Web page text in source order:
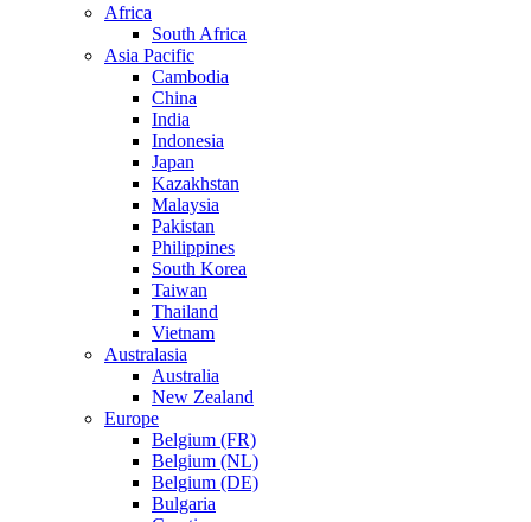
Africa
South Africa
Asia Pacific
Cambodia
China
India
Indonesia
Japan
Kazakhstan
Malaysia
Pakistan
Philippines
South Korea
Taiwan
Thailand
Vietnam
Australasia
Australia
New Zealand
Europe
Belgium (FR)
Belgium (NL)
Belgium (DE)
Bulgaria